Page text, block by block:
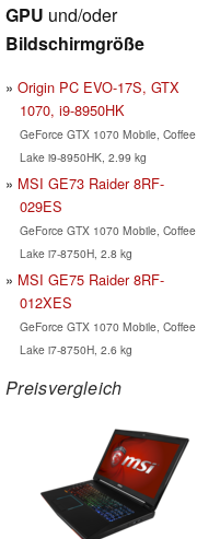
GPU und/oder
Bildschirmgröße
Origin PC EVO-17S, GTX
1070, i9-8950HK
GeForce GTX 1070 Mobile, Coffee
Lake i9-8950HK, 2.99 kg
MSI GE73 Raider 8RF-
029ES
GeForce GTX 1070 Mobile, Coffee
Lake i7-8750H, 2.8 kg
MSI GE75 Raider 8RF-
012XES
GeForce GTX 1070 Mobile, Coffee
Lake i7-8750H, 2.6 kg
Preisvergleich